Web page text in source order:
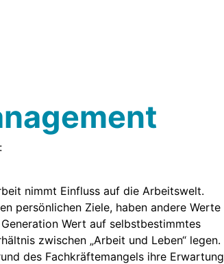
nimmt Einfluss auf die Arbeitswelt.
persönlichen Ziele, haben andere Werte
Wert auf selbstbestimmtes
zwischen „Arbeit und Leben“ legen.
des Fachkräftemangels ihre